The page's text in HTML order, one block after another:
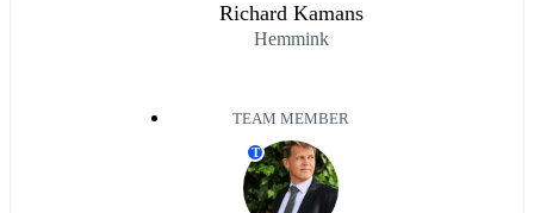
Richard Kamans
Hemmink
TEAM MEMBER
T